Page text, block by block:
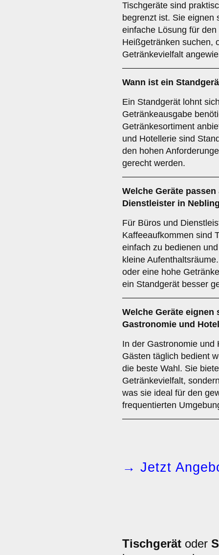
Tischgeräte sind
begrenzt ist. Sie eignen
einfache Lösung für
Heißgetränken suchen,
Getränkevielfalt
Wann ist ein
Ein Standgerät lohnt
Getränkeausgabe
Getränkesortiment
und Hotellerie sind
den hohen
gerecht werden.
Welche Geräte
Dienstleister in
Für Büros und
Kaffeeaufkommen sind
einfach zu bedienen
kleine
oder eine hohe
ein Standgerät besser
Welche Geräte eignen
Gastronomie und
In der Gastronomie und
Gästen täglich bedient
die beste Wahl. Sie
Getränkevielfalt,
was sie ideal für den
frequentierten
→ Jetzt
Tischgerät oder